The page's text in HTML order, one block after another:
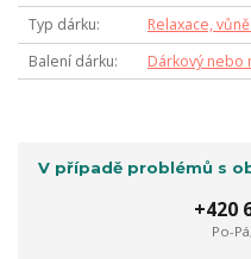
Typ dárku
Relaxace,
Balení dárku
Dárkový nebo
V případě problémů s
+420
Po-